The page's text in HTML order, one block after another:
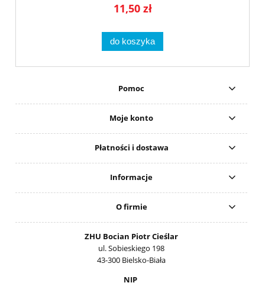
11,50 zł
do koszyka
Pomoc
Moje konto
Płatności i dostawa
Informacje
O firmie
ZHU Bocian Piotr Cieślar
ul. Sobieskiego 198
43-300 Bielsko-Biała
NIP